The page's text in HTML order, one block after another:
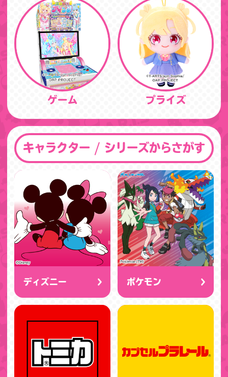
ゲーム プライズ
キャラクター / シリーズからさがす
ディズニー ポケモン